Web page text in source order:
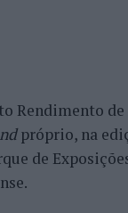
Rendimento
próprio, na
de